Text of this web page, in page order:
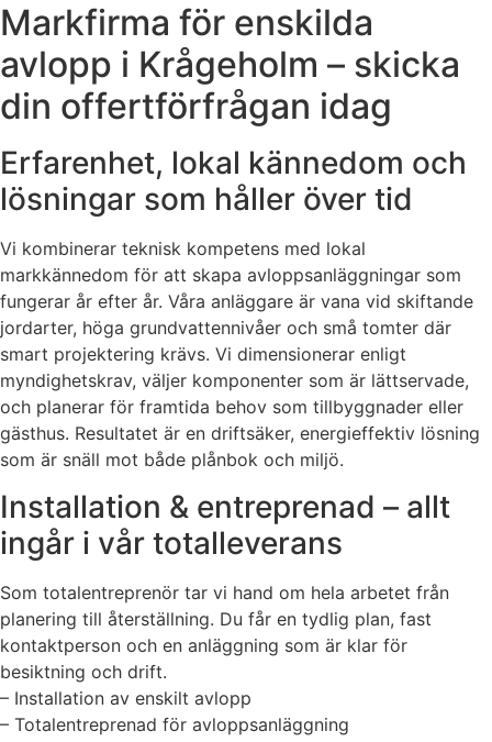
Markfirma för enskilda
avlopp i Krågeholm – skicka
din offertförfrågan idag
Erfarenhet, lokal kännedom och
lösningar som håller över tid
Vi kombinerar teknisk kompetens med lokal
markkännedom för att skapa avloppsanläggningar som
fungerar år efter år. Våra anläggare är vana vid skiftande
jordarter, höga grundvattennivåer och små tomter där
smart projektering krävs. Vi dimensionerar enligt
myndighetskrav, väljer komponenter som är lättservade,
och planerar för framtida behov som tillbyggnader eller
gästhus. Resultatet är en driftsäker, energieffektiv lösning
som är snäll mot både plånbok och miljö.
Installation & entreprenad – allt
ingår i vår totalleverans
Som totalentreprenör tar vi hand om hela arbetet från
planering till återställning. Du får en tydlig plan, fast
kontaktperson och en anläggning som är klar för
besiktning och drift.
– Installation av enskilt avlopp
– Totalentreprenad för avloppsanläggning